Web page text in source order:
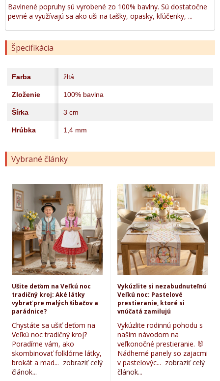
Bavlnené popruhy sú vyrobené zo 100% bavlny. Sú dostatočne
pevné a využívajú sa ako uši na tašky, opasky, kľúčenky, ...
Špecifikácia
Farba žltá
Zloženie 100% bavlna
Šírka 3 cm
Hrúbka 1,4 mm
Vybrané články
Ušite deťom na Veľkú noc
tradičný kroj: Aké látky
vybrať pre malých šibačov a
parádnice?
Chystáte sa ušiť deťom na
Veľkú noc tradičný kroj?
Poradíme vám, ako
skombinovať folklórne látky,
brokát a mad... zobraziť celý
článok...
Vykúzlite si nezabudnuteľnú
Veľkú noc: Pastelové
prestieranie, ktoré si
vnúčatá zamilujú
Vykúzlite rodinnú pohodu s
naším návodom na
veľkonočné prestieranie. 🐰
Nádherné panely so zajacmi
v pastelovýc... zobraziť celý
článok...